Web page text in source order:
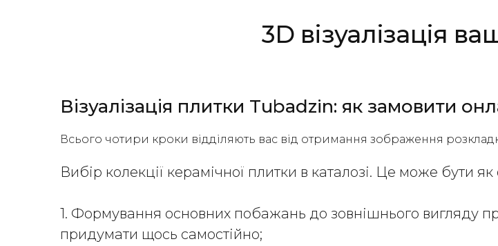
3D візуалізація
Візуалізація плитки Tubadzin: як замовити
Всього чотири кроки відділяють вас від отримання зображення
Вибір колекції керамічної плитки в каталозі. Це може бути як
1. Формування основних побажань до зовнішнього
придумати щось самостійно;